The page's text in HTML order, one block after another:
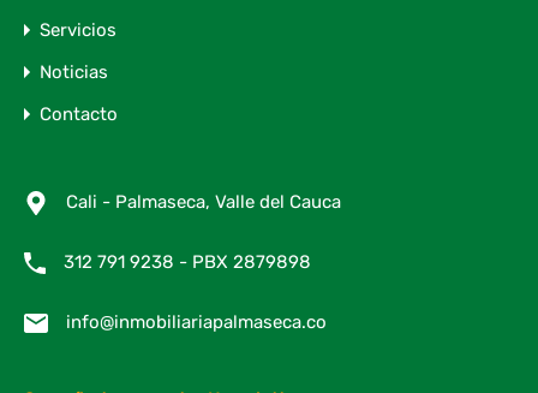
Servicios
Noticias
Contacto
Cali - Palmaseca, Valle del Cauca
312 791 9238 - PBX 2879898
info@inmobiliariapalmaseca.co